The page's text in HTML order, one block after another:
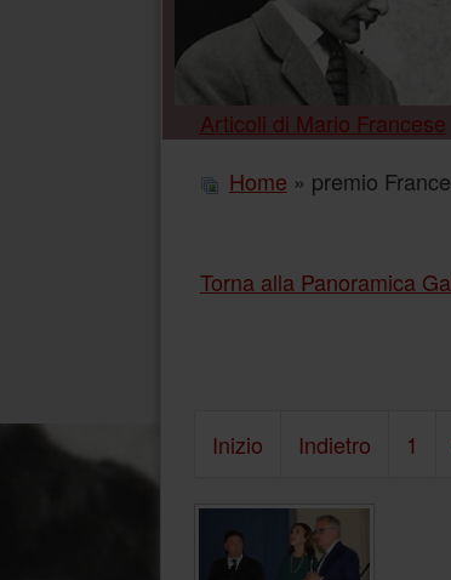
Articoli di Mario Francese
Home » premio
Torna alla Panoramica
Inizio
Indietro 1